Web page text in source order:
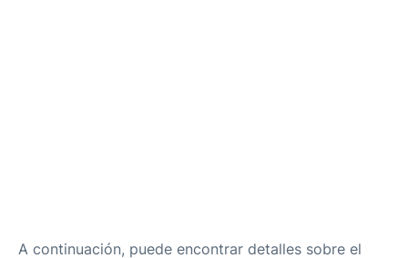
A continuación, puede encontrar detalles sobre el